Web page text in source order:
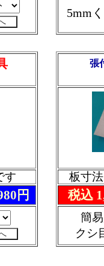
す
円
張
板寸
税込
簡
クシ
5mm